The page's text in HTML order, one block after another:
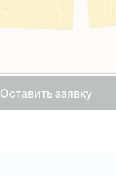
Оставить заявку